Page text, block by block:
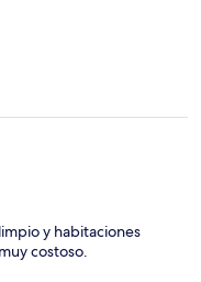
y habitaciones
costoso.